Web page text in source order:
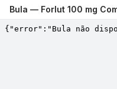
Bula — Forlut 100 mg